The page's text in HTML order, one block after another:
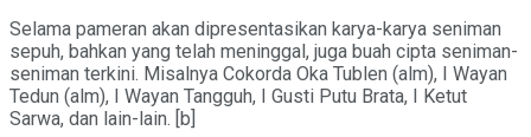
Selama pameran akan dipresentasikan karya-karya seniman
sepuh, bahkan yang telah meninggal, juga buah cipta seniman-
seniman terkini. Misalnya Cokorda Oka Tublen (alm), I Wayan
Tedun (alm), I Wayan Tangguh, I Gusti Putu Brata, I Ketut
Sarwa, dan lain-lain. [b]